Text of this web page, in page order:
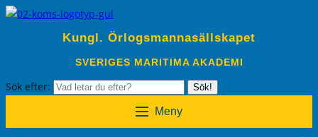
Kungl. Örlogsmannasällskapet
SVERIGES MARITIMA AKADEMI
Sök efter: Sök!
Meny